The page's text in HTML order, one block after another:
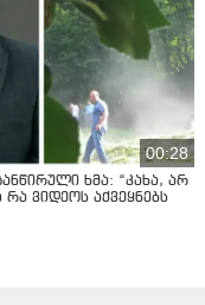
00:28
ხმა: “კახა, არ
რა ვიდეოს აქვეყნებს